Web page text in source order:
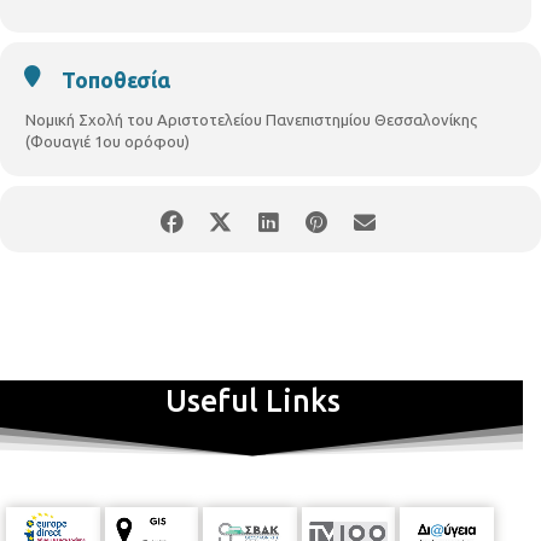
Οι ενδιαφερόμενοι μπορούν να την επισκεφθούν Δευτέρα έως
20:00, με προγραμματισμένες ομαδικές ξεναγήσεις στο:
Τοποθεσία
Νομική Σχολή του Αριστοτελείου Πανεπιστημίου Θεσσαλονίκης
(Φουαγιέ 1ου ορόφου)
Useful Links